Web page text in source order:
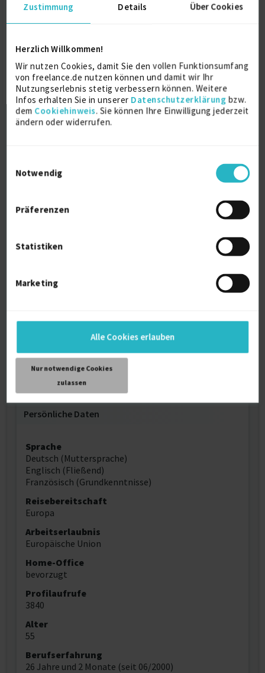
Zustimmung Details Über Cookies
Herzlich Willkommen!
Wir nutzen Cookies, damit Sie den vollen Funktionsumfang
von freelance.de nutzen können und damit wir Ihr
Nutzungserlebnis stetig verbessern können. Weitere
Infos erhalten Sie in unserer Datenschutzerklärung bzw.
dem Cookiehinweis. Sie können Ihre Einwilligung jederzeit
ändern oder widerrufen.
Notwendig
Präferenzen
Statistiken
Marketing
Alle Cookies erlauben
Nur notwendige Cookies
zulassen
Mainz/Seattle/Genf
Weitere Kenntnisse
Programmiersprachen:
C#
Java
MS SQL-Server (T-SQL)
MCF
HTML 5
CSS
Persönliche Daten
Sprache
Deutsch (Muttersprache)
Englisch (Fließend)
Französisch (Grundkenntnisse)
Reisebereitschaft
Europa
Arbeitserlaubnis
Europäische Union
Home-Office
bevorzugt
Profilaufrufe
3840
Alter
55
Berufserfahrung
26 Jahre und 2 Monate (seit 06/2000)